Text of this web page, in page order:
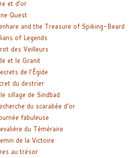
et d’or
Quest
and the Treasure of Spiking-Beard
of Legends
des Veilleurs
et le Granit
de l’Égide
du destrier
sillage de Sindbad
du scarabée d’or
fabuleuse
du Téméraire
de la Victoire
au trésor